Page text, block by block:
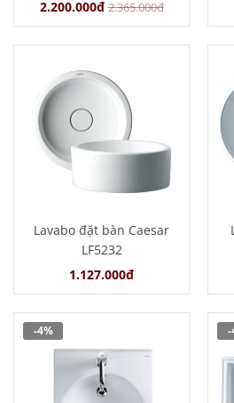
2.200.000đ 2.365.000đ
Lavabo đặt bàn Caesar
LF5232
1.127.000đ
-4% -